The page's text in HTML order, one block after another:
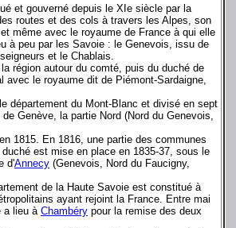
et gouverné depuis le XIe siècle par la
routes et des cols à travers les Alpes, son
même avec le royaume de France à qui elle
à peu par les Savoie : le Genevois, issu de
et le Chablais.
région autour du comté, puis du duché de
le royaume dit de Piémont-Sardaigne,
département du Mont-Blanc et divisé en sept
Genève, la partie Nord (Nord du Genevois,
1815. En 1816, une partie des communes
est mise en place en 1835-37, sous le
d'Annecy (Genevois, Nord du Faucigny,
de la Haute Savoie est constitué à
ayant rejoint la France. Entre mai
a lieu à Chambéry pour la remise des deux